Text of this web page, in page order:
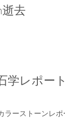
逝去
学レポー
ーストーンレ